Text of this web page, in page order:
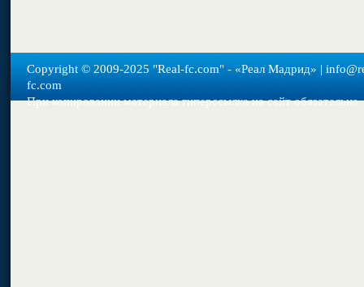
Copyright © 2009-2025 "Real-fс.com" - «Реал Мадрид» |
fc.com
При копировании материала гиперссылка на сайт обязательна